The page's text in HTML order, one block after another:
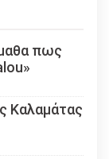
πως
Καλαμάτας